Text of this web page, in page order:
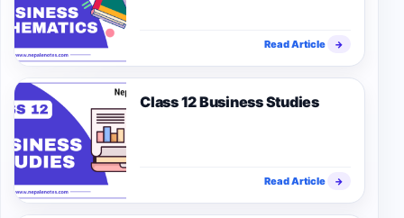
Read Article →
Class 12 Business Studies
Read Article →